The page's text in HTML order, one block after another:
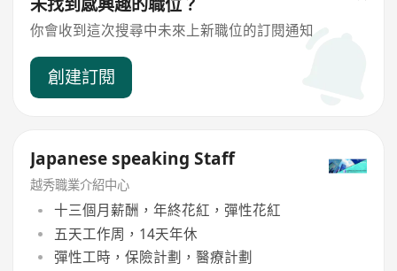
你會收到這次搜尋中未來上新職位的訂閱通知
創建訂閱
Japanese speaking Staff
越秀職業介紹中心
十三個月薪酬，年終花紅，彈性花紅
五天工作周，14天年休
彈性工時，保險計劃，醫療計劃